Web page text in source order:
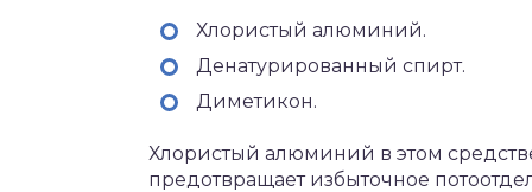
Хлористый алюминий.
Денатурированный спирт.
Диметикон.
Хлористый алюминий в этом
предотвращает избыточное